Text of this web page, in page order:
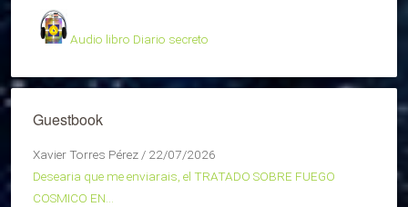
Audio libro Diario secreto
Guestbook
Xavier Torres Pérez / 22/07/2026
Desearia que me enviarais, el TRATADO SOBRE FUEGO
COSMICO EN...